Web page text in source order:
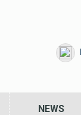
NEWS